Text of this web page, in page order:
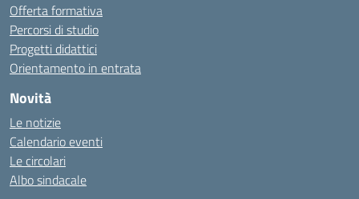
Offerta formativa
Percorsi di studio
Progetti didattici
Orientamento in entrata
Novità
Le notizie
Calendario eventi
Le circolari
Albo sindacale